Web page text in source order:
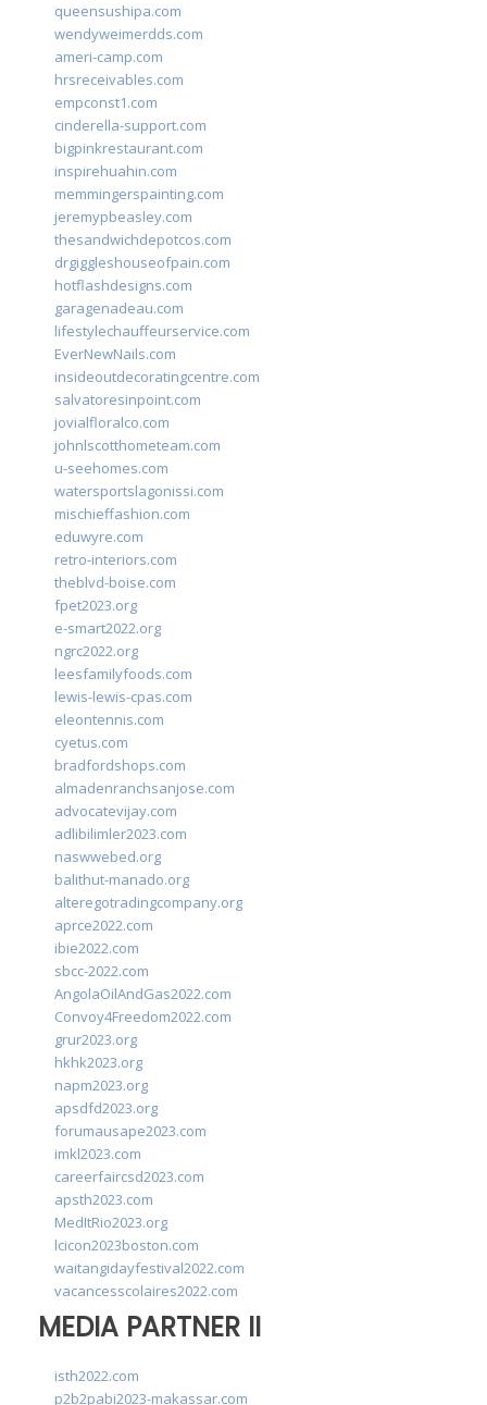
queensushipa.com
wendyweimerdds.com
ameri-camp.com
hrsreceivables.com
empconst1.com
cinderella-support.com
bigpinkrestaurant.com
inspirehuahin.com
memmingerspainting.com
jeremypbeasley.com
thesandwichdepotcos.com
drgiggleshouseofpain.com
hotflashdesigns.com
garagenadeau.com
lifestylechauffeurservice.com
EverNewNails.com
insideoutdecoratingcentre.com
salvatoresinpoint.com
jovialfloralco.com
johnlscotthometeam.com
u-seehomes.com
watersportslagonissi.com
mischieffashion.com
eduwyre.com
retro-interiors.com
theblvd-boise.com
fpet2023.org
e-smart2022.org
ngrc2022.org
leesfamilyfoods.com
lewis-lewis-cpas.com
eleontennis.com
cyetus.com
bradfordshops.com
almadenranchsanjose.com
advocatevijay.com
adlibilimler2023.com
naswwebed.org
balithut-manado.org
alteregotradingcompany.org
aprce2022.com
ibie2022.com
sbcc-2022.com
AngolaOilAndGas2022.com
Convoy4Freedom2022.com
grur2023.org
hkhk2023.org
napm2023.org
apsdfd2023.org
forumausape2023.com
imkl2023.com
careerfaircsd2023.com
apsth2023.com
MedItRio2023.org
lcicon2023boston.com
waitangidayfestival2022.com
vacancesscolaires2022.com
MEDIA PARTNER II
isth2022.com
p2b2pabi2023-makassar.com